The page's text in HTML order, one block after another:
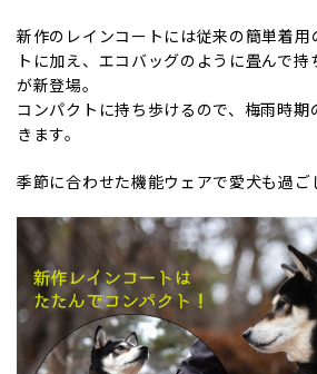
新作のレインコートには従来の簡単着
トに加え、エコバッグのように畳んで
が新登場。
コンパクトに持ち歩けるので、梅雨時期
きます。
季節に合わせた機能ウェアで愛犬も過ご